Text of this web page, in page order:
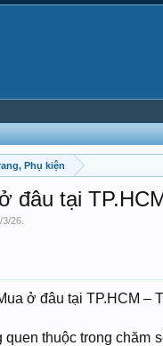
Phụ kiện
đâu tại
3/26
ở đâu tại TP.HCM –
quen thuộc trong